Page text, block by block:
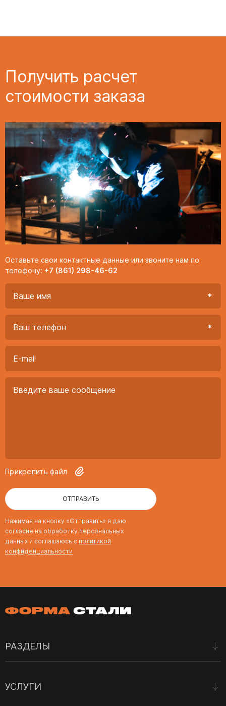
Получить расчет
стоимости заказа
Оставьте свои контактные данные или звоните нам по
телефону: +7 (861) 298-46-62
Прикрепить файл
ОТПРАВИТЬ
Нажимая на кнопку «Отправить» я даю
согласие на обработку персональных
данных и соглашаюсь с политикой
конфиденциальности
УСЛУГИ
РАЗДЕЛЫ
Отзывы